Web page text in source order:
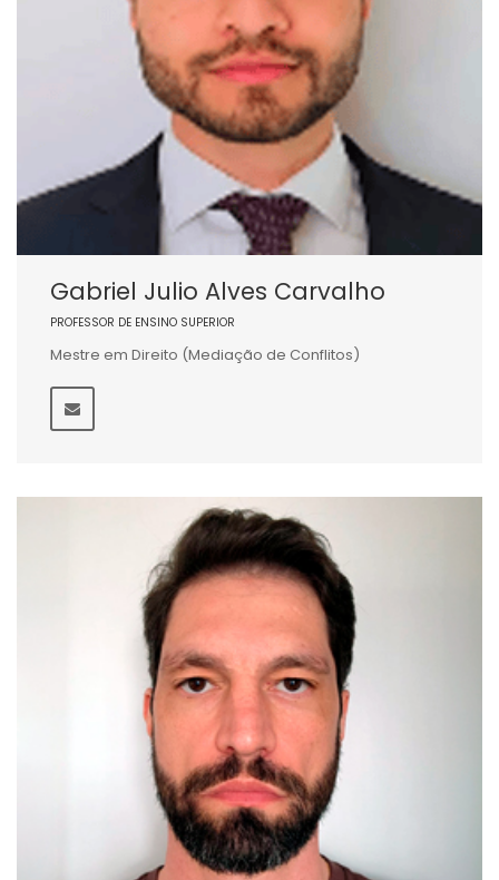
Gabriel Julio Alves Carvalho
PROFESSOR DE ENSINO SUPERIOR
Mestre em Direito (Mediação de Conflitos)